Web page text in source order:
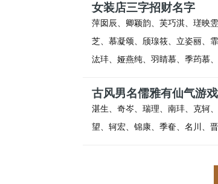
女装店三字招财名字
萍囡辰、卿颖韵、芙巧淇、瑳映
芝、慕凝颂、颀瑔筱、立姿丽、
汯玤、娅燕纯、羽睛慕、季荺慕
古风男名儒雅有仙气游
湛生、奇岑、瑞理、南玤、克轲
望、轲宏、锦康、季奞、名川、